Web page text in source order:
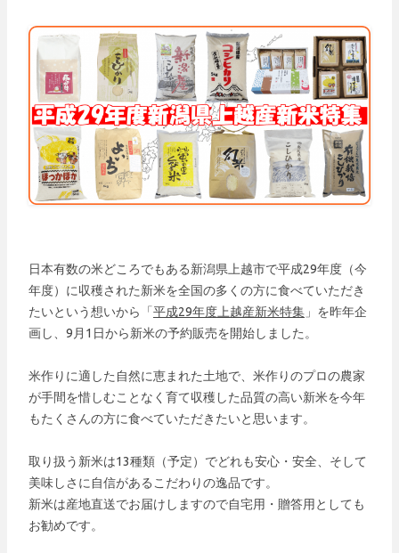
日本有数の米どころでもある新潟県上越市で平成29年度（今
年度）に収穫された新米を全国の多くの方に食べていただき
たいという想いから「平成29年度上越産新米特集 」を昨年企
画し、9月1日から新米の予約販売を開始しました。
米作りに適した自然に恵まれた土地で、米作りのプロの農家
が手間を惜しむことなく育て収穫した品質の高い新米を今年
もたくさんの方に食べていただきたいと思います。
取り扱う新米は13種類（予定）でどれも安心・安全、そして
美味しさに自信があるこだわりの逸品です。
新米は産地直送でお届けしますので自宅用・贈答用としても
お勧めです。